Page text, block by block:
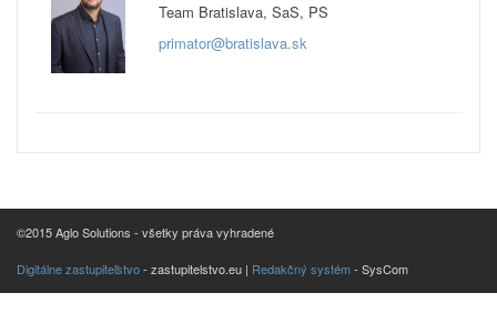
Team Bratislava, SaS, PS
primator@bratislava.sk
©2015 Aglo Solutions - všetky práva vyhradené
Digitálne zastupiteľstvo- zastupitelstvo.eu | Redakčný systém- SysCom